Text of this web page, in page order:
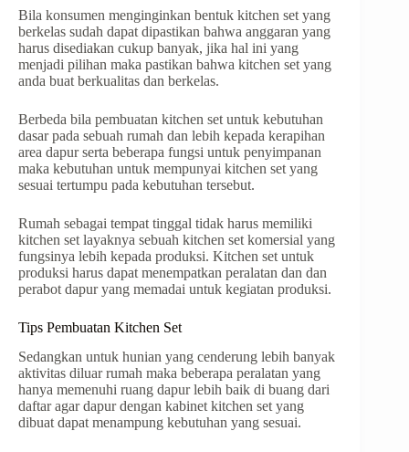
Bila konsumen menginginkan bentuk kitchen set yang
berkelas sudah dapat dipastikan bahwa anggaran yang
harus disediakan cukup banyak, jika hal ini yang
menjadi pilihan maka pastikan bahwa kitchen set yang
anda buat berkualitas dan berkelas.
Berbeda bila pembuatan kitchen set untuk kebutuhan
dasar pada sebuah rumah dan lebih kepada kerapihan
area dapur serta beberapa fungsi untuk penyimpanan
maka kebutuhan untuk mempunyai kitchen set yang
sesuai tertumpu pada kebutuhan tersebut.
Rumah sebagai tempat tinggal tidak harus memiliki
kitchen set layaknya sebuah kitchen set komersial yang
fungsinya lebih kepada produksi. Kitchen set untuk
produksi harus dapat menempatkan peralatan dan dan
perabot dapur yang memadai untuk kegiatan produksi.
Tips Pembuatan Kitchen Set
Sedangkan untuk hunian yang cenderung lebih banyak
aktivitas diluar rumah maka beberapa peralatan yang
hanya memenuhi ruang dapur lebih baik di buang dari
daftar agar dapur dengan kabinet kitchen set yang
dibuat dapat menampung kebutuhan yang sesuai.